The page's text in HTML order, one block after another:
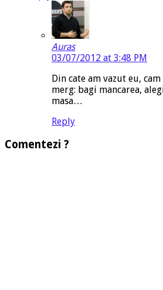
Auras
03/07/2012 at 3:48 PM
Din cate am vazut eu,
merg: bagi mancarea,
masa…
Reply
Comentezi ?